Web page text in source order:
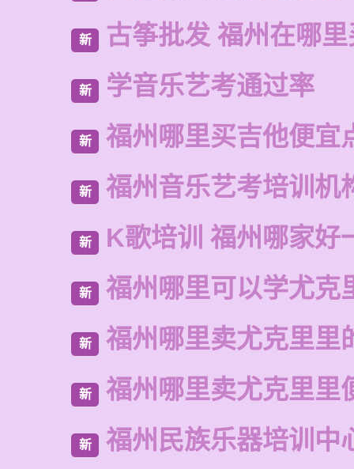
新 古筝批发 福州在哪
新 学音乐艺考通过率
新 福州哪里买吉他便宜
新 福州音乐艺考培训机
新 K歌培训 福州哪家好
新 福州哪里可以学尤克
新 福州哪里卖尤克里里
新 福州哪里卖尤克里里
新 福州民族乐器培训中